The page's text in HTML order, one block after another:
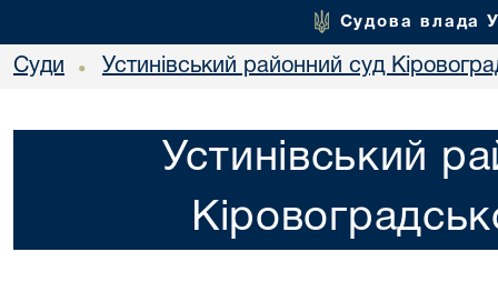
Судова влада
Суди • Устинівський районний суд
Устинівський